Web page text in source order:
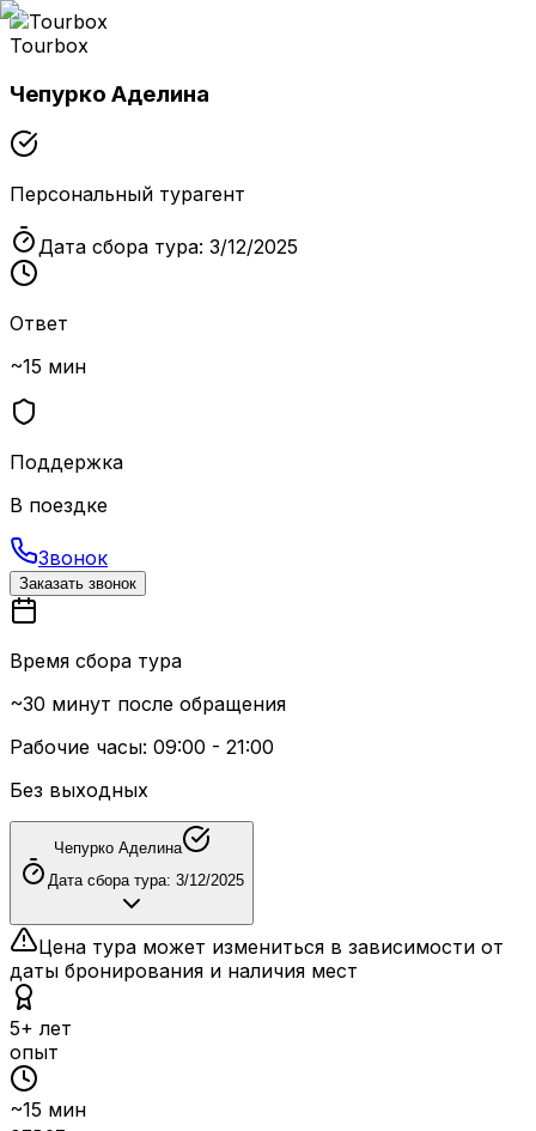
Tourbox
Чепурко Аделина
Персональный турагент
Дата сбора тура: 3/12/2025
Ответ
~15 мин
Поддержка
В поездке
Звонок
Заказать звонок
Время сбора тура
~30 минут после обращения
Рабочие часы: 09:00 - 21:00
Без выходных
Чепурко Аделина
Дата сбора тура: 3/12/2025
Цена тура может измениться в зависимости от
даты бронирования и наличия мест
5+ лет
опыт
~15 мин